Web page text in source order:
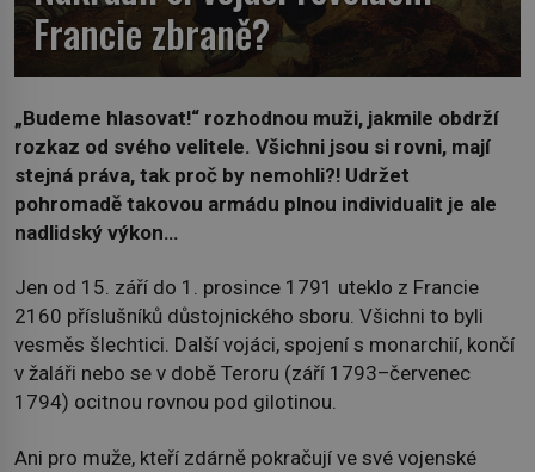
Francie zbraně?
„Budeme hlasovat!“ rozhodnou muži, jakmile obdrží
rozkaz od svého velitele. Všichni jsou si rovni, mají
stejná práva, tak proč by nemohli?! Udržet
pohromadě takovou armádu plnou individualit je ale
nadlidský výkon…
Jen od 15. září do 1. prosince 1791 uteklo z Francie
2160 příslušníků důstojnického sboru. Všichni to byli
vesměs šlechtici. Další vojáci, spojení s monarchií, končí
v žaláři nebo se v době Teroru (září 1793–červenec
1794) ocitnou rovnou pod gilotinou.
Ani pro muže, kteří zdárně pokračují ve své vojenské